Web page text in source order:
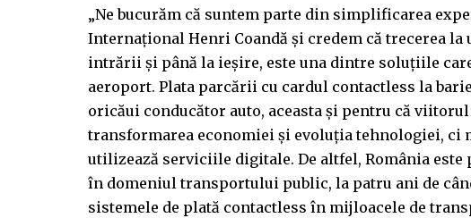
„Ne bucurăm că suntem parte din simplificarea
Internațional Henri Coandă și credem că trecerea
intrării și până la ieșire, este una dintre soluțiile
aeroport. Plata parcării cu cardul contactless la
oricăui conducător auto, aceasta și pentru că
transformarea economiei și evoluția tehnologiei, ci
utilizează serviciile digitale. De altfel, România
în domeniul transportului public, la patru ani de
sistemele de plată contactless în mijloacele de